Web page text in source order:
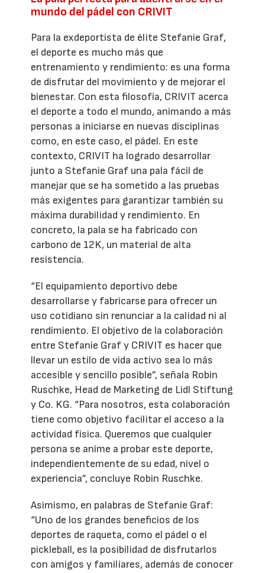
mundo del pádel con CRIVIT
Para la exdeportista de élite Stefanie Graf,
el deporte es mucho más que
entrenamiento y rendimiento: es una forma
de disfrutar del movimiento y de mejorar el
bienestar. Con esta filosofía, CRIVIT acerca
el deporte a todo el mundo, animando a más
personas a iniciarse en nuevas disciplinas
como, en este caso, el pádel. En este
contexto, CRIVIT ha logrado desarrollar
junto a Stefanie Graf una pala fácil de
manejar que se ha sometido a las pruebas
más exigentes para garantizar también su
máxima durabilidad y rendimiento. En
concreto, la pala se ha fabricado con
carbono de 12K, un material de alta
resistencia.
“El equipamiento deportivo debe
desarrollarse y fabricarse para ofrecer un
uso cotidiano sin renunciar a la calidad ni al
rendimiento. El objetivo de la colaboración
entre Stefanie Graf y CRIVIT es hacer que
llevar un estilo de vida activo sea lo más
accesible y sencillo posible”, señala Robin
Ruschke, Head de Marketing de Lidl Stiftung
y Co. KG. “Para nosotros, esta colaboración
tiene como objetivo facilitar el acceso a la
actividad física. Queremos que cualquier
persona se anime a probar este deporte,
independientemente de su edad, nivel o
experiencia”, concluye Robin Ruschke.
Asimismo, en palabras de Stefanie Graf:
“Uno de los grandes beneficios de los
deportes de raqueta, como el pádel o el
pickleball, es la posibilidad de disfrutarlos
con amigos y familiares, además de conocer